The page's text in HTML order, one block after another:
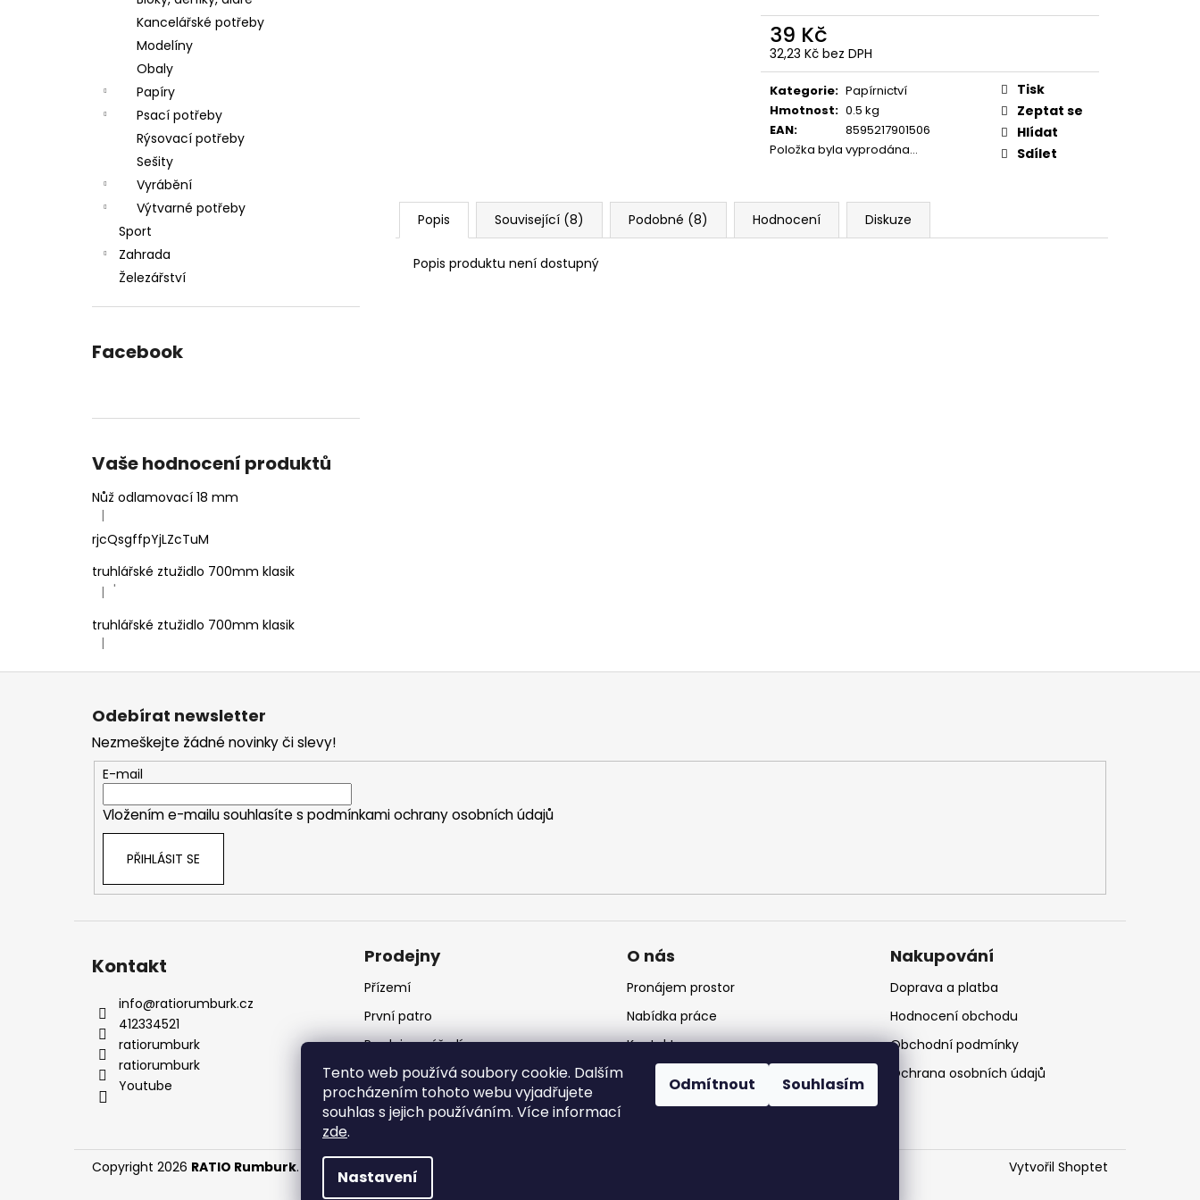
Tento web používá soubory cookie. Dalším
procházením tohoto webu vyjadřujete
souhlas s jejich používáním. Více informací
zde.
Nastavení
Odmítnout Souhlasím
Kancelářské potřeby
Modelíny
Obaly
Papíry
Psací potřeby
Rýsovací potřeby
Sešity
Vyrábění
Výtvarné potřeby
Sport
Zahrada
Železářství
Facebook
Vaše hodnocení produktů
Nůž odlamovací 18 mm
Hodnocení produktu je 4 z 5 hvězdiček.
|
rjcQsgffpYjLZcTuM
truhlářské ztužidlo 700mm klasik
Hodnocení produktu je 5 z 5 hvězdiček.
| '
truhlářské ztužidlo 700mm klasik
Hodnocení produktu je 5 z 5 hvězdiček.
|
39 Kč
32,23 Kč bez DPH
Měrná
cena:
Kategorie: Papírnictví
Hmotnost: 0.5 kg
EAN:
8595217901506
Položka byla vyprodána…
Tisk
Zeptat se
Hlídat
Sdílet
Popis Související (8) Podobné (8) Hodnocení Diskuze
Popis produktu není dostupný
Z
Odebírat newsletter
Nezmeškejte žádné novinky či slevy!
E-mail
Vložením e-mailu souhlasíte s podmínkami ochrany osobních údajů
PŘIHLÁSIT SE
Kontakt
info@ratiorumburk.cz
412334521
ratiorumburk
ratiorumburk
Youtube
Prodejny
Přízemí
První patro
Prodejna nářadí
Prodejna krmiv
O nás
Pronájem prostor
Nabídka práce
Kontakt
Nakupování
Doprava a platba
Hodnocení obchodu
Obchodní podmínky
Ochrana osobních údajů
Vytvořil Shoptet
Copyright 2026 RATIO Rumburk. Všechna práva vyhrazena.